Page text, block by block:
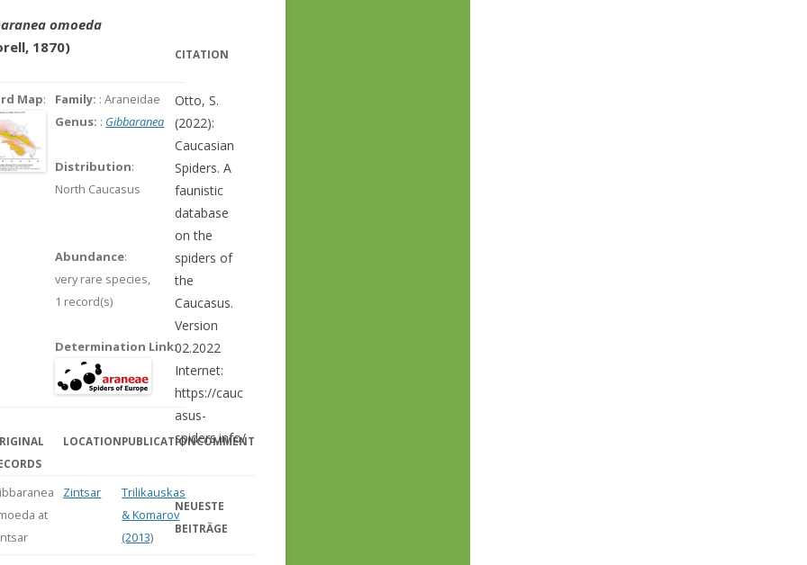
omoeda
1870)
Map: Family: : Araneidae
Genus: : Gibbaranea
Distribution:
North Caucasus
Abundance:
very rare species,
1 record(s)
Determination Link:
LOCATIONPUBLICATIONCOMMENT
at
Zintsar
Trilikauskas
& Komarov
(2013)
CITATION
Otto, S.
(2022):
Caucasian
Spiders. A
faunistic
database
on the
spiders of
the
Caucasus.
Version
02.2022
Internet:
https://cauc
asus-
spiders.info/
NEUESTE
BEITRÄGE